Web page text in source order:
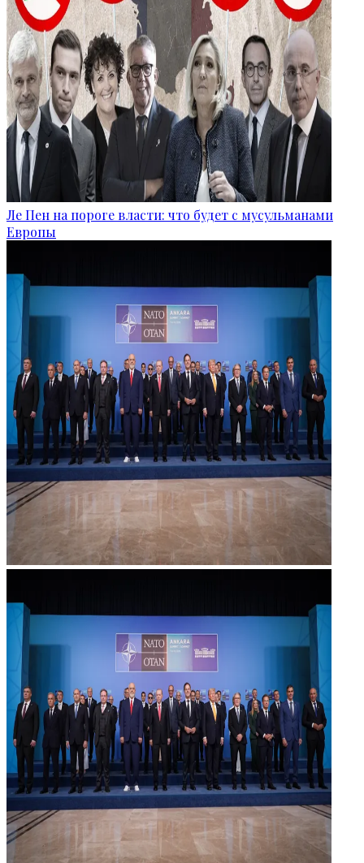
Ле Пен на пороге власти: что будет с мусульманами
Европы